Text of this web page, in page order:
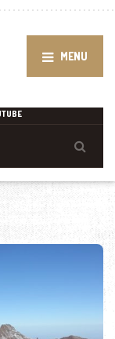
MENU